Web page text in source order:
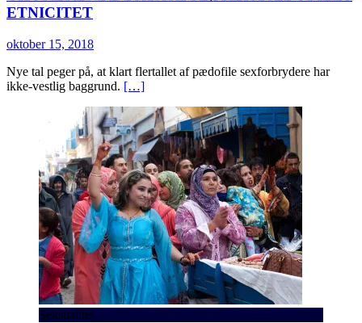
ETNICITET
oktober 15, 2018
Nye tal peger på, at klart flertallet af pædofile sexforbrydere har
ikke-vestlig baggrund. […]
Seksualitet